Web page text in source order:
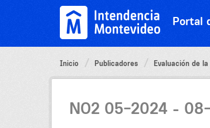
Portal
Inicio Publicadores Evaluación de la
NO2 05-2024 -